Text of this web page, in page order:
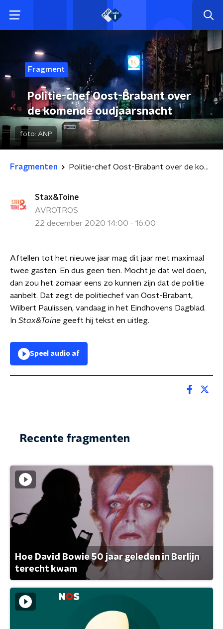
Fragment
Politie-chef Oost-Brabant over
de komende oudjaarsnacht
foto: ANP
Fragmenten Politie-chef Oost-Brabant over de komende oudjaarsnacht
Stax&Toine
AVROTROS
22 december 2020 14:00 - 16:00
Aftellen tot het nieuwe jaar mag dit jaar met maximaal
twee gasten. En dus geen tien. Mocht je dat wel doen,
dan zou het zomaar eens zo kunnen zijn dat de politie
aanbelt. Dat zegt de politiechef van Oost-Brabant,
Wilbert Paulissen, vandaag in het Eindhovens Dagblad.
In Stax&Toine geeft hij tekst en uitleg.
Speel audio af
Recente fragmenten
Hoe David Bowie 50 jaar geleden in Berlijn
terecht kwam